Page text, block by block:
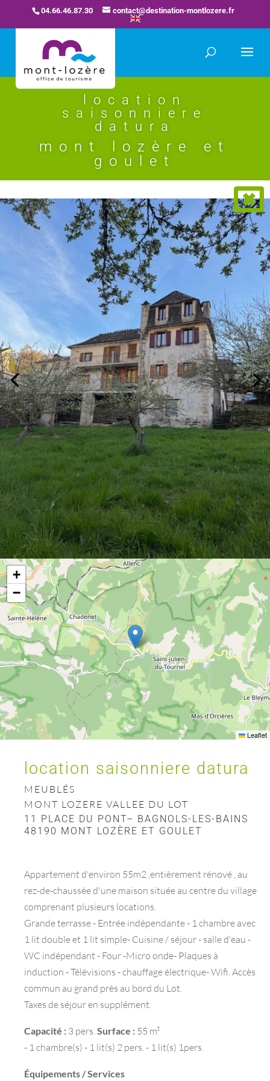
04.66.46.87.30 contact@destination-montlozere.fr
location
saisonniere
datura
mont lozère et
goulet
+
−
Leaflet
location saisonniere datura
MEUBLÉS
MONT LOZERE VALLEE DU LOT
11 PLACE DU PONT– BAGNOLS-LES-BAINS
48190 MONT LOZÈRE ET GOULET
Appartement d'environ 55m2 ,entièrement rénové , au
rez-de-chaussée d'une maison située au centre du village
comprenant plusieurs locations.
Grande terrasse - Entrée indépendante - 1 chambre avec
1 lit double et 1 lit simple- Cuisine / séjour - salle d'eau -
WC indépendant - Four -Micro onde- Plaques à
induction - Télévisions - chauffage électrique- Wifi. Accès
commun au grand près au bord du Lot.
Taxes de séjour en supplément.
Capacité : 3 pers. Surface : 55 m²
- 1 chambre(s) - 1 lit(s) 2 pers. - 1 lit(s) 1pers.
Équipements / Services